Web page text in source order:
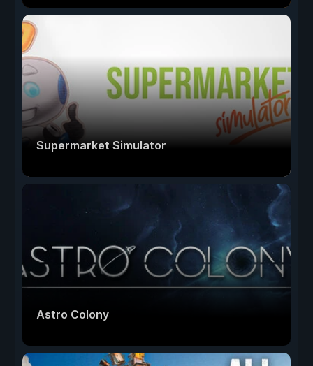
Supermarket Simulator
Astro Colony